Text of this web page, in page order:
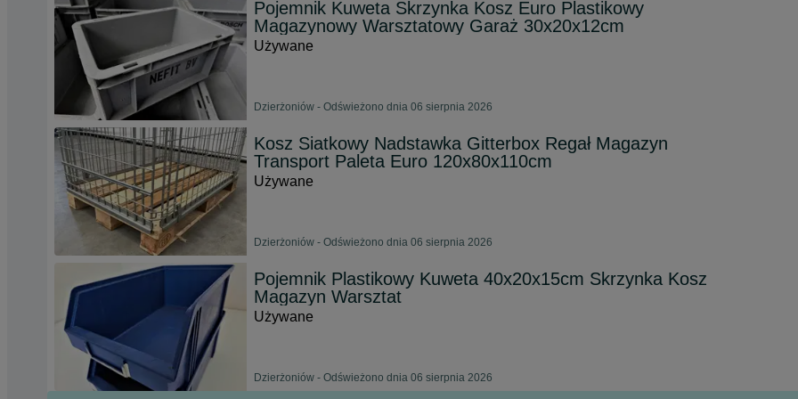
Pojemnik Kuweta Skrzynka Kosz Euro Plastikowy
Magazynowy Warsztatowy Garaż 30x20x12cm
Używane
Dzierżoniów - Odświeżono dnia 06 sierpnia 2026
Kosz Siatkowy Nadstawka Gitterbox Regał Magazyn
Transport Paleta Euro 120x80x110cm
Używane
Dzierżoniów - Odświeżono dnia 06 sierpnia 2026
Pojemnik Plastikowy Kuweta 40x20x15cm Skrzynka Kosz
Magazyn Warsztat
Używane
Dzierżoniów - Odświeżono dnia 06 sierpnia 2026